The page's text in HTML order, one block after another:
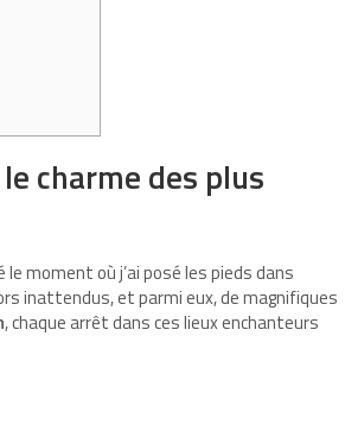
charme des plus
moment où j’ai posé les pieds dans
inattendus, et parmi eux, de magnifiques
, chaque arrêt dans ces lieux enchanteurs